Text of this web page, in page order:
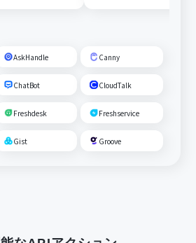
AskHandle Canny
ChatBot CloudTalk
Freshdesk Freshservice
Gist Groove